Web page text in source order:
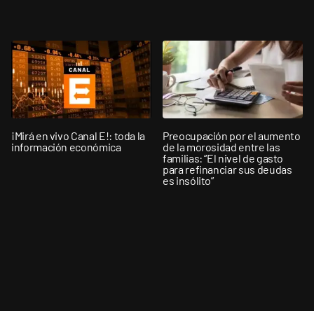
¡Mirá en vivo Canal E!: toda la
información económica
Preocupación por el aumento
de la morosidad entre las
familias: “El nivel de gasto
para refinanciar sus deudas
es insólito”